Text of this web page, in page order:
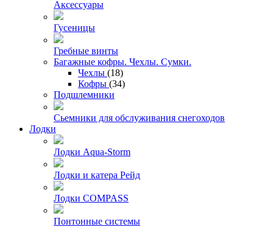
Аксессуары
Гусеницы
Гребные винты
Багажные кофры. Чехлы. Сумки.
Чехлы (18)
Кофры (34)
Подшлемники
Сьемники для обслуживания снегоходов
Лодки
Лодки Aqua-Storm
Лодки и катера Рейд
Лодки COMPASS
Понтонные системы